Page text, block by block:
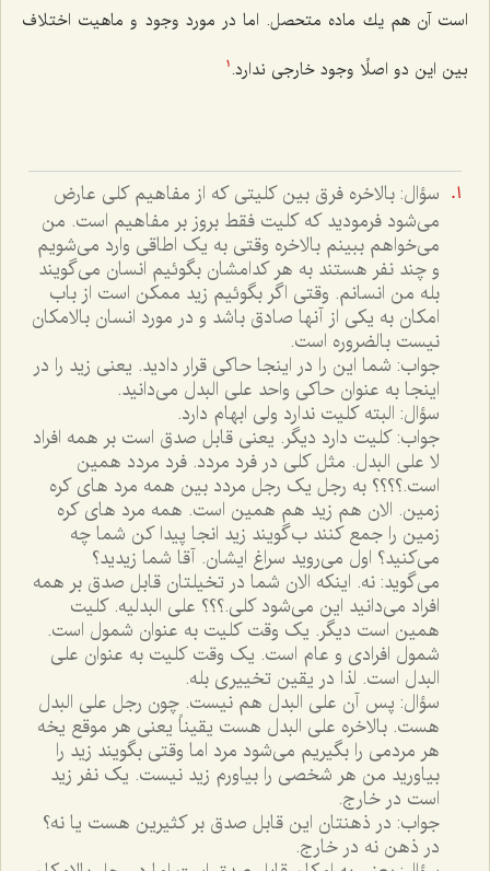
است آن هم یك ماده متحصل. اما در مورد وجود و ماهیت اختلاف
بین این دو اصلًا وجود خارجى ندارد. 1
سؤال: بالاخره فرق بين کليتى که از مفاهيم کلى عارض
مى‌شود فرموديد که کليت فقط بروز بر مفاهيم است. من
مى‌خواهم ببينم بالاخره وقتى به يک اطاقى وارد مى‌شويم
و چند نفر هستند به هر کدامشان بگوئيم انسان مى‌گويند
بله من انسانم. وقتى اگر بگوئيم زيد ممکن است از باب
امکان به يکى از آنها صادق باشد و در مورد انسان بالامکان
نيست بالضروره است.
جواب: شما اين را در اينجا حاکى قرار داديد. يعنى زيد را در
اينجا به عنوان حاکى واحد على البدل مى‌دانيد.
سؤال: البته کليت ندارد ولى ابهام دارد.
جواب: کليت دارد ديگر. يعنى قابل صدق است بر همه افراد
لا على البدل. مثل کلى در فرد مردد. فرد مردد همين
است.؟؟؟؟ به رجل يک رجل مردد بين همه مرد هاى کره
زمين. الان هم زيد هم همين است. همه مرد هاى کره
زمين را جمع کنند ب‌گويند زيد انجا پيدا کن شما چه
مى‌کنيد؟ اول مى‌رويد سراغ ايشان. آقا شما زيديد؟
مى‌گويد: نه. اينکه الان شما در تخيلتان قابل صدق بر همه
افراد مى‌دانيد اين مى‌شود کلى.؟؟؟ على البدليه. کليت
همين است ديگر. يک وقت کليت به عنوان شمول است.
شمول افرادى و عام است. يک وقت کليت به عنوان على
البدل است. لذا در يقين تخييرى بله.
سؤال: پس آن على البدل هم نيست. چون رجل على البدل
هست. بالاخره على البدل هست يقيناً يعنى هر موقع يخه
هر مردمى را بگيريم مى‌شود مرد اما وقتى بگويند زيد را
بياوريد من هر شخصى را بياورم زيد نيست. يک نفر زيد
است در خارج.
جواب: در ذهنتان اين قابل صدق بر کثيرين هست يا نه؟
در ذهن نه در خارج.